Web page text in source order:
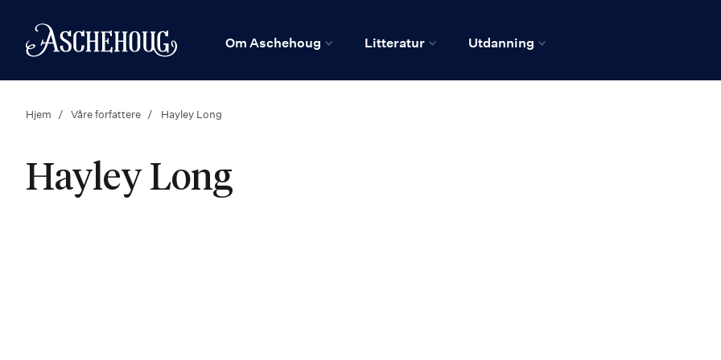
Hjem
Om Aschehoug Litteratur Utdanning
Hjem Våre forfattere Hayley Long
Hayley Long